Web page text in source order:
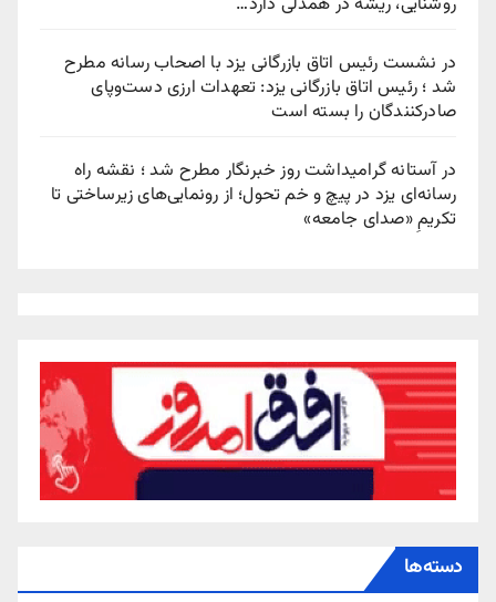
در نشست رئیس اتاق بازرگانی یزد با اصحاب رسانه مطرح
شد ؛ رئیس اتاق بازرگانی یزد: تعهدات ارزی دست‌وپای
صادرکنندگان را بسته است
در آستانه گرامیداشت روز خبرنگار مطرح شد ؛ نقشه راه
رسانه‌ای یزد در پیچ‌ و خم تحول؛ از رونمایی‌های زیرساختی تا
تکریمِ «صدای جامعه»
دسته‌ها